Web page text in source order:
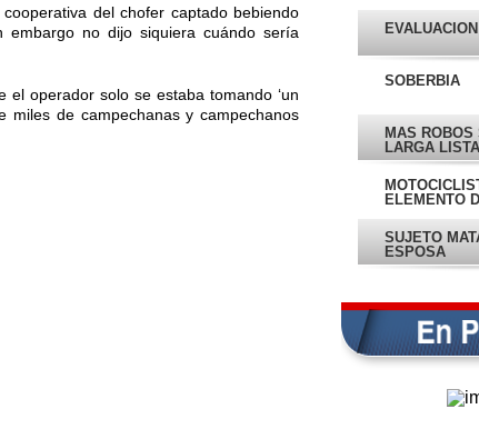
del chofer captado bebiendo
no dijo siquiera cuándo sería
operador solo se estaba tomando ‘un
miles de campechanas y campechanos
EVALUACIÓN
SOBERBIA
MÁS
LARGA LISTA
ELEMENTO
SUJETO
ESPOSA
IMPUGNAR
VENDIÓ EL
‘PLURIS’,
CONFIRMAN
CAMPECHE